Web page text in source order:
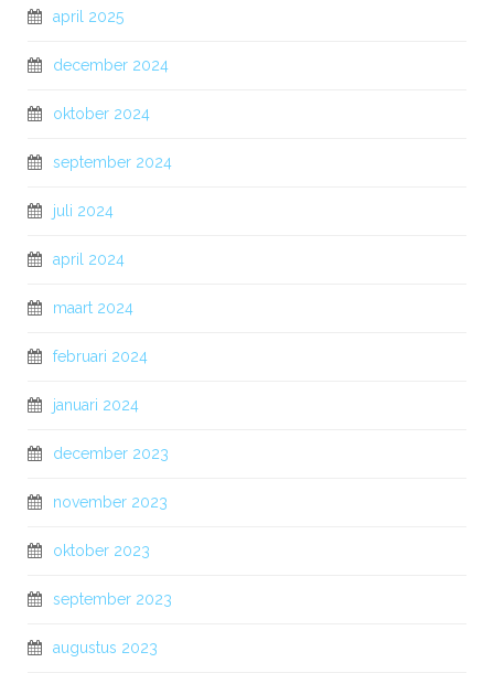
april 2025
december 2024
oktober 2024
september 2024
juli 2024
april 2024
maart 2024
februari 2024
januari 2024
december 2023
november 2023
oktober 2023
september 2023
augustus 2023